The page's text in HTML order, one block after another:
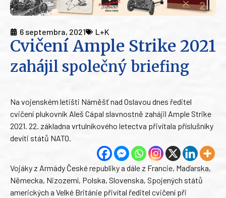
6 septembra, 2021 L+K
Cvičení Ample Strike 2021
zahájil společný briefing
Na vojenském letišti Náměšť nad Oslavou dnes ředitel
cvičení plukovník Aleš Cápal slavnostně zahájil Ample Strike
2021. 22. základna vrtulníkového letectva přivítala příslušníky
devíti států NATO.
Vojáky z Armády České republiky a dále z Francie, Maďarska,
Německa, Nizozemí, Polska, Slovenska, Spojených států
amerických a Velké Británie přivítal ředitel cvičení při